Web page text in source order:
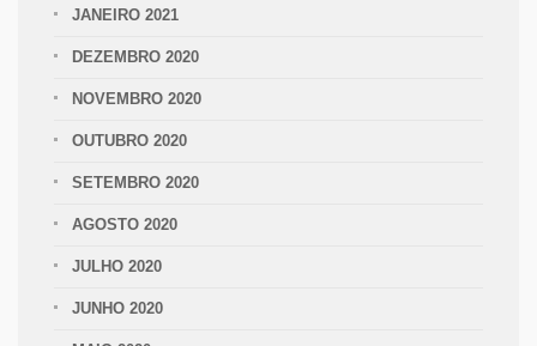
JANEIRO 2021
DEZEMBRO 2020
NOVEMBRO 2020
OUTUBRO 2020
SETEMBRO 2020
AGOSTO 2020
JULHO 2020
JUNHO 2020